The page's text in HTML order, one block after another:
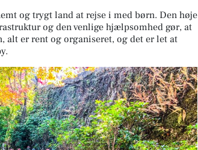
og trygt land at rejse i med børn. Den høje
og den venlige hjælpsomhed gør, at
alt er rent og organiseret, og det er let at